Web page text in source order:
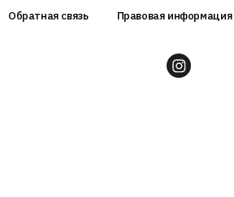
Обратная связь
Правовая информация